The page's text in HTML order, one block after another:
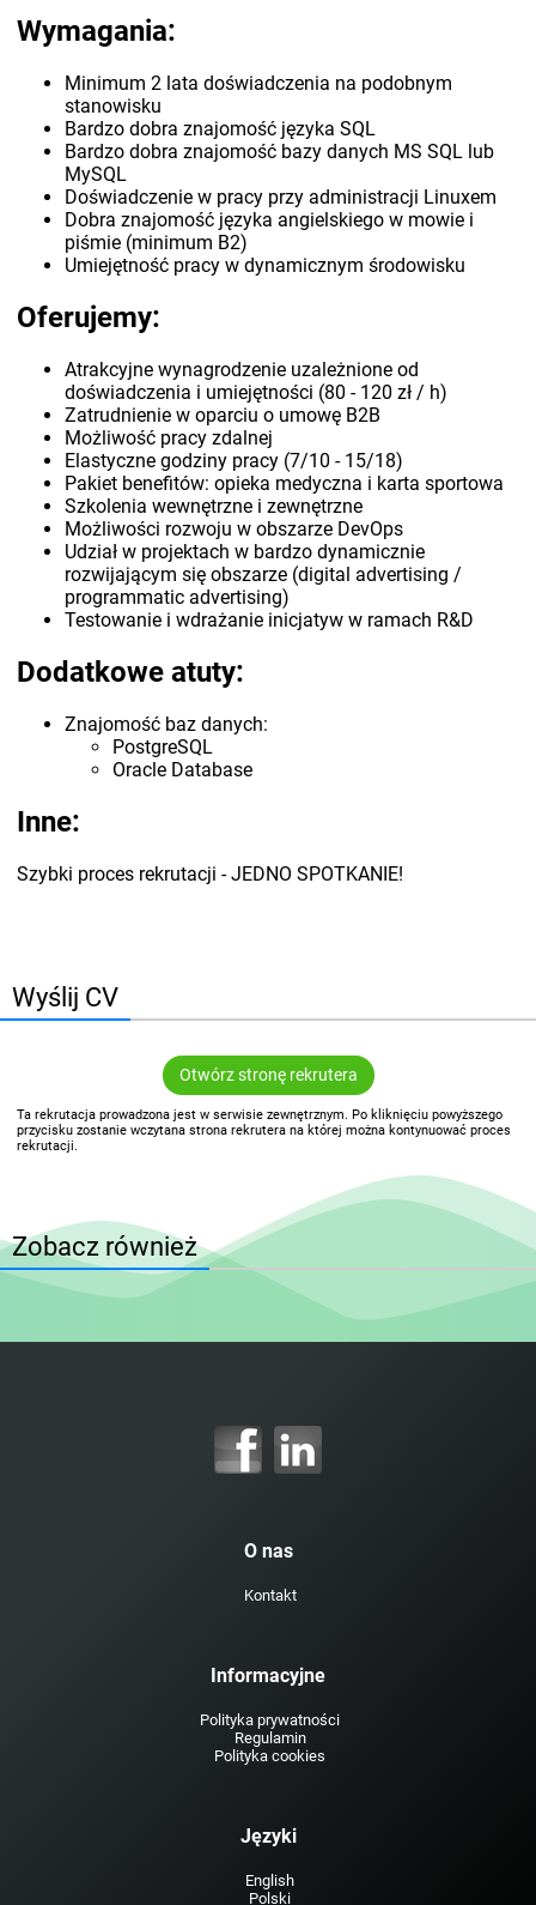
Wymagania:
Minimum 2 lata doświadczenia na podobnym
stanowisku
Bardzo dobra znajomość języka SQL
Bardzo dobra znajomość bazy danych MS SQL lub
MySQL
Doświadczenie w pracy przy administracji Linuxem
Dobra znajomość języka angielskiego w mowie i
piśmie (minimum B2)
Umiejętność pracy w dynamicznym środowisku
Oferujemy:
Atrakcyjne wynagrodzenie uzależnione od
doświadczenia i umiejętności (80 - 120 zł / h)
Zatrudnienie w oparciu o umowę B2B
Możliwość pracy zdalnej
Elastyczne godziny pracy (7/10 - 15/18)
Pakiet benefitów: opieka medyczna i karta sportowa
Szkolenia wewnętrzne i zewnętrzne
Możliwości rozwoju w obszarze DevOps
Udział w projektach w bardzo dynamicznie
rozwijającym się obszarze (digital advertising /
programmatic advertising)
Testowanie i wdrażanie inicjatyw w ramach R&D
Dodatkowe atuty:
Znajomość baz danych:
PostgreSQL
Oracle Database
Inne:
Szybki proces rekrutacji - JEDNO SPOTKANIE!
Wyślij CV
Otwórz stronę rekrutera
Ta rekrutacja prowadzona jest w serwisie zewnętrznym. Po kliknięciu powyższego
przycisku zostanie wczytana strona rekrutera na której można kontynuować proces
rekrutacji.
Zobacz również
O nas
Kontakt
Informacyjne
Polityka prywatności
Regulamin
Polityka cookies
Języki
English
Polski